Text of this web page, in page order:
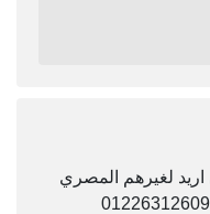
لغيرهم المصري